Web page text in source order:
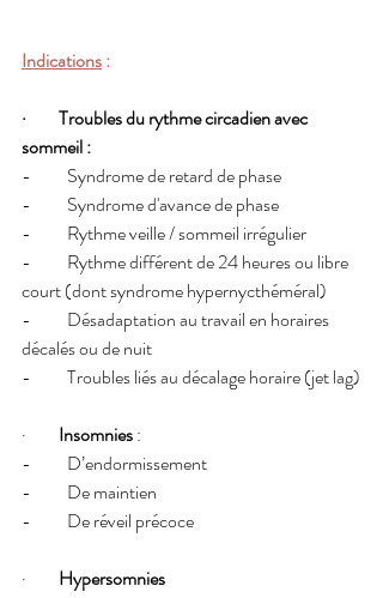
Indications :
·         Troubles du rythme circadien avec
sommeil :
-          Syndrome de retard de phase
-          Syndrome d'avance de phase
-          Rythme veille / sommeil irrégulier
-          Rythme différent de 24 heures ou libre
court (dont syndrome hypernycthéméral)
-          Désadaptation au travail en horaires
décalés ou de nuit
-          Troubles liés au décalage horaire (jet lag)
· Insomnies :
-          D’endormissement
-          De maintien
-          De réveil précoce
· Hypersomnies